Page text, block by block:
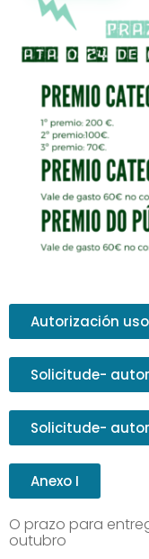
Autorización
Solicitude-
Solicitude-
Anexo I
O prazo para
outubro